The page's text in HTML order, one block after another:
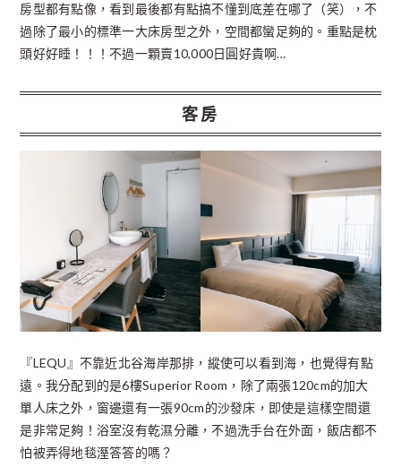
房型都有點像，看到最後都有點搞不懂到底差在哪了（笑），不
過除了最小的標準一大床房型之外，空間都蠻足夠的。重點是枕
頭好好睡！！！不過一顆賣10,000日圓好貴啊…
客房
『LEQU』不靠近北谷海岸那排，縱使可以看到海，也覺得有點
遠。我分配到的是6樓Superior Room，除了兩張120cm的加大
單人床之外，窗邊還有一張90cm的沙發床，即使是這樣空間還
是非常足夠！浴室沒有乾濕分離，不過洗手台在外面，飯店都不
怕被弄得地毯溼答答的嗎？